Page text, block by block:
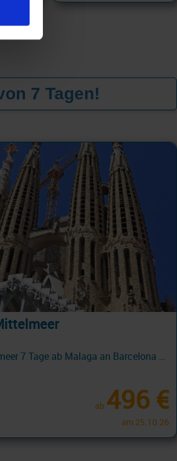
7 Tagen!
Westliches Mittelmeer 7 Tage ab Malaga an Barcelona mit Cashback
ab 496 €
am 25.10.26